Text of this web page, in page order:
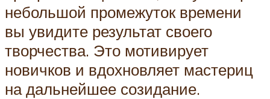
небольшой промежуток времени
вы увидите результат своего
творчества. Это мотивирует
новичков и вдохновляет мастериц
на дальнейшее созидание.